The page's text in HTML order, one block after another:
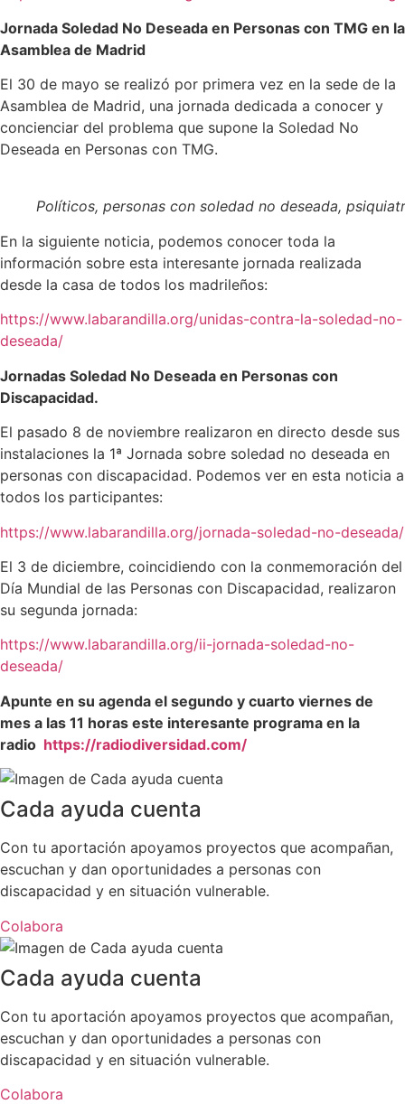
Jornada Soledad No Deseada en Personas con TMG en la
Asamblea de Madrid
El 30 de mayo se realizó por primera vez en la sede de la
Asamblea de Madrid, una jornada dedicada a conocer y
concienciar del problema que supone la Soledad No
Deseada en Personas con TMG.
Políticos, personas con soledad no deseada,
En la siguiente noticia, podemos conocer toda la
información sobre esta interesante jornada realizada
desde la casa de todos los madrileños:
https://www.labarandilla.org/unidas-contra-la-soledad-no-
deseada/
Jornadas Soledad No Deseada en Personas con
Discapacidad.
El pasado 8 de noviembre realizaron en directo desde sus
instalaciones la 1ª Jornada sobre soledad no deseada en
personas con discapacidad. Podemos ver en esta noticia a
todos los participantes:
https://www.labarandilla.org/jornada-soledad-no-deseada/
El 3 de diciembre, coincidiendo con la conmemoración del
Día Mundial de las Personas con Discapacidad, realizaron
su segunda jornada:
https://www.labarandilla.org/ii-jornada-soledad-no-
deseada/
Apunte en su agenda el segundo y cuarto viernes de
mes a las 11 horas este interesante programa en la
radio https://radiodiversidad.com/
Cada ayuda cuenta
Con tu aportación apoyamos proyectos que acompañan,
escuchan y dan oportunidades a personas con
discapacidad y en situación vulnerable.
Colabora
Cada ayuda cuenta
Con tu aportación apoyamos proyectos que acompañan,
escuchan y dan oportunidades a personas con
discapacidad y en situación vulnerable.
Colabora